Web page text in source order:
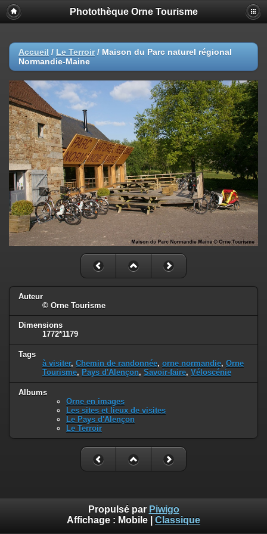
Photothèque Orne Tourisme
Accueil / Le Terroir/ Maison du Parc naturel régional
Normandie-Maine
Auteur
© Orne Tourisme
Dimensions
1772*1179
Tags
à visiter, Chemin de randonnée, orne normandie, Orne
Tourisme, Pays d'Alençon, Savoir-faire, Véloscénie
Albums
Orne en images
Les sites et lieux de visites
Le Pays d'Alençon
Le Terroir
Propulsé par Piwigo
Affichage : Mobile Classique